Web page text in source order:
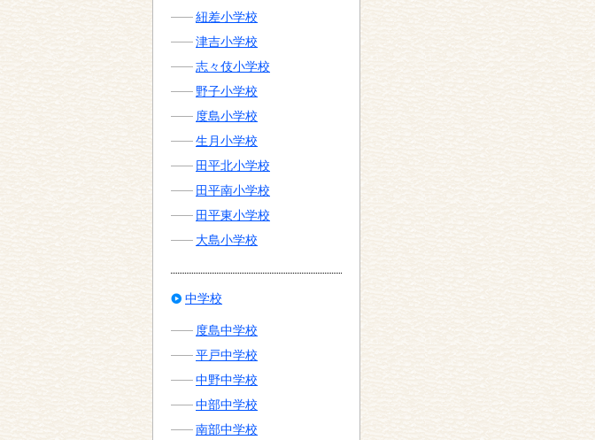
紐差小学校
津吉小学校
志々伎小学校
野子小学校
度島小学校
生月小学校
田平北小学校
田平南小学校
田平東小学校
大島小学校
中学校
度島中学校
平戸中学校
中野中学校
中部中学校
南部中学校